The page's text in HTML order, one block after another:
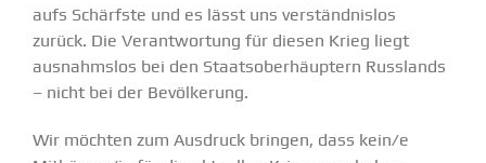
aufs Schärfste und es lässt uns verständ­nislos
zurück. Die Verant­wortung für diesen Krieg liegt
ausnahmslos bei den Staats­ober­häuptern Russlands
– nicht bei der Bevöl­kerung.
Wir möchten zum Ausdruck bringen, dass kein/e